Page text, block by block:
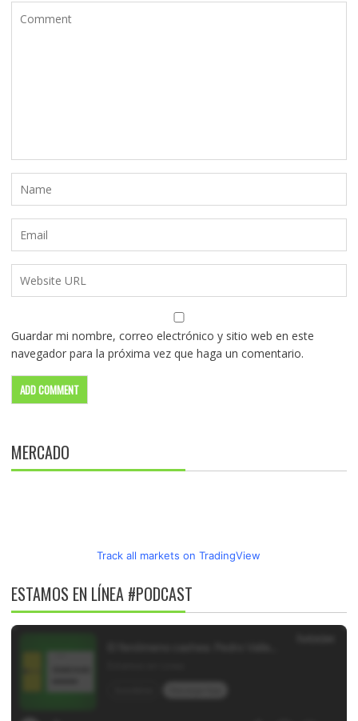
Guardar mi nombre, correo electrónico y sitio web en este
navegador para la próxima vez que haga un comentario.
MERCADO
Track all markets on TradingView
ESTAMOS EN LÍNEA #PODCAST